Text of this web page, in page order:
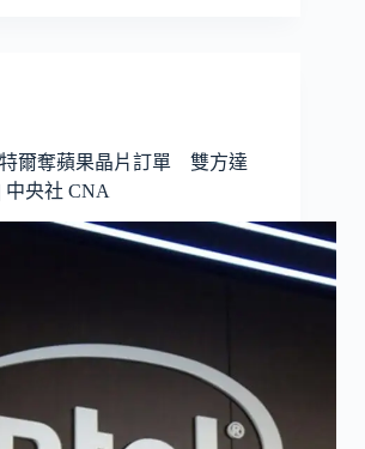
爾奪蘋果晶片訂單 雙方達
中央社 CNA